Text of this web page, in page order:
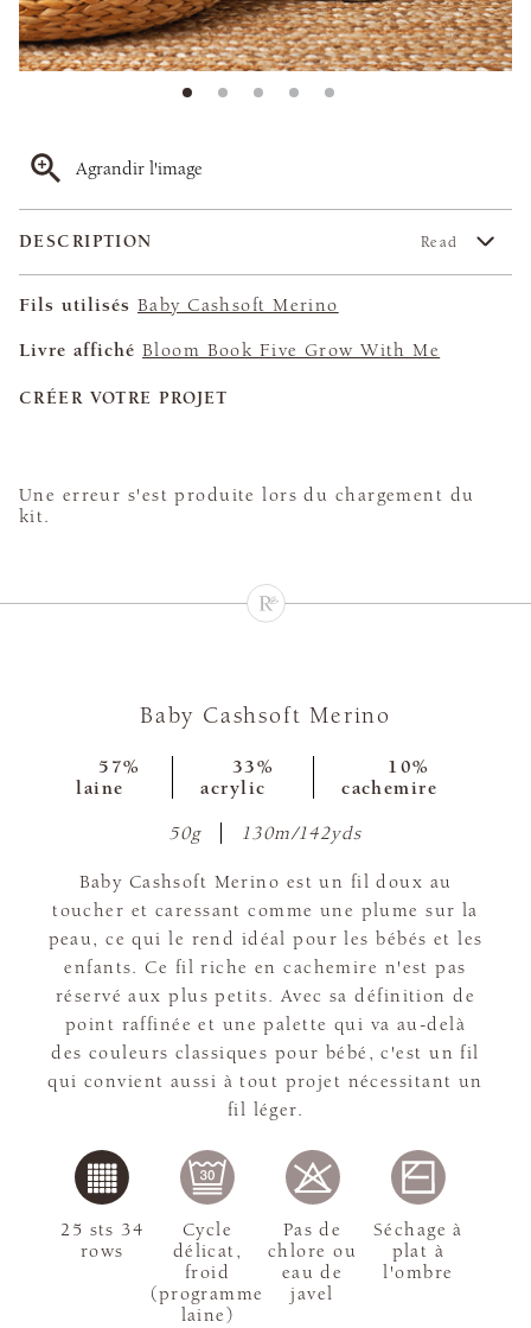
Agrandir l'image
DESCRIPTION Read
Fils utilisés Baby Cashsoft Merino
Livre affiché Bloom Book Five Grow With Me
CRÉER VOTRE PROJET
Une erreur s'est produite lors du chargement du
kit.
Baby Cashsoft Merino
57%
laine
33%
acrylic
10%
cachemire
50g 130m/142yds
Baby Cashsoft Merino est un fil doux au
toucher et caressant comme une plume sur la
peau, ce qui le rend idéal pour les bébés et les
enfants. Ce fil riche en cachemire n'est pas
réservé aux plus petits. Avec sa définition de
point raffinée et une palette qui va au-delà
des couleurs classiques pour bébé, c'est un fil
qui convient aussi à tout projet nécessitant un
fil léger.
25 sts 34
rows
Cycle
délicat,
froid
(programme
laine)
Pas de
chlore ou
eau de
javel
Séchage à
plat à
l'ombre